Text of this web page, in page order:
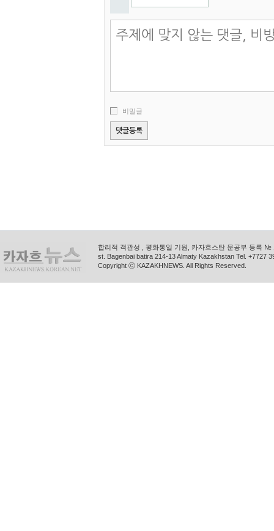
비밀글
합리적 객관성 , 평화통일 기원, 카자흐스탄 문공부 등록
st. Bagenbai batira 214-13 Almaty Kazakhstan Tel. +7727
Copyright ⓒ KAZAKHNEWS. All Rights Reserved.